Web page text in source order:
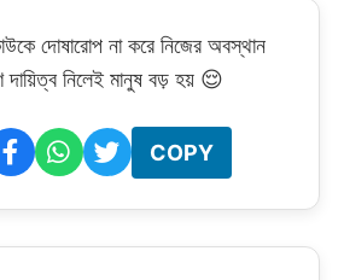
দোষারোপ না করে নিজের অবস্থান
দায়িত্ব নিলেই মানুষ বড় হয় 😌
COPY